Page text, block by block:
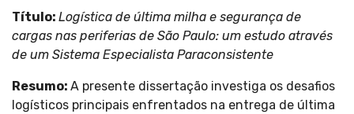
Título: Logística de última milha e segurança de
cargas nas periferias de São Paulo: um estudo através
de um Sistema Especialista Paraconsistente
Resumo: A presente dissertação investiga os desafios
logísticos principais enfrentados na entrega de última